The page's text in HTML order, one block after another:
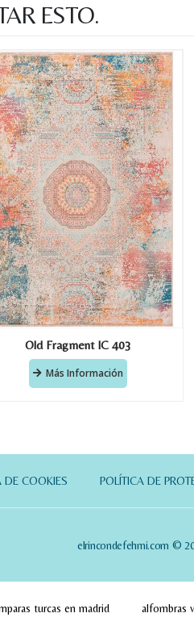
ESTO.
Old Fragment IC 403
Más Información
DE COOKIES POLÍTICA DE
elrincondefehmi.com ©
turcas en madrid alfombras